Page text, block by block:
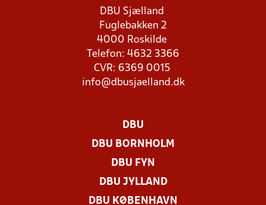
DBU Sjælland
Fuglebakken 2
4000 Roskilde
Telefon: 4632 3366
CVR: 6369 0015
info@dbusjaelland.dk
DBU
DBU BORNHOLM
DBU FYN
DBU JYLLAND
DBU KØBENHAVN